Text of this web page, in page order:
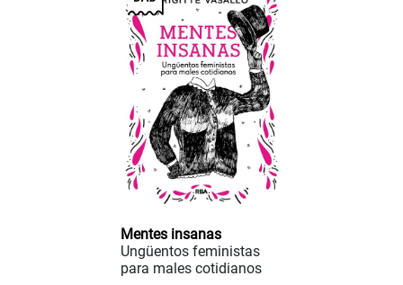
Mentes insanas
Ungüentos feministas
para males cotidianos